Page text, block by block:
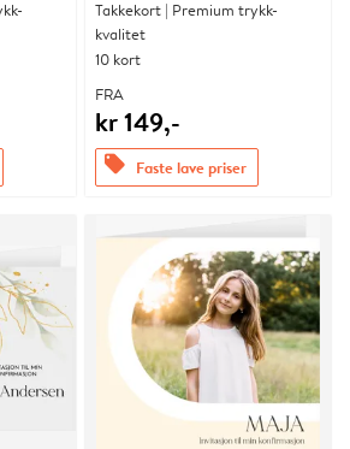
Takkekort | Premium trykk-
kvalitet
10 kort
FRA
kr 149,-
offers Faste lave priser